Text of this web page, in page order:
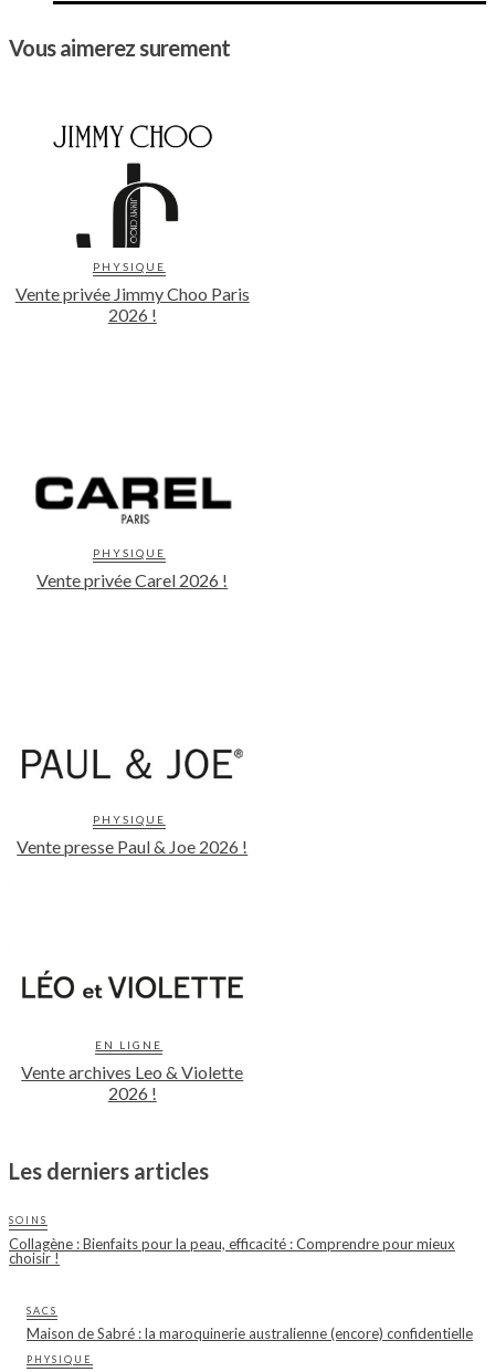
Vous aimerez surement
PHYSIQUE
Vente privée Jimmy Choo Paris
2026 !
PHYSIQUE
Vente privée Carel 2026 !
PHYSIQUE
Vente presse Paul & Joe 2026 !
EN LIGNE
Vente archives Leo & Violette
2026 !
Les derniers articles
SOINS
Collagène : Bienfaits pour la peau, efficacité : Comprendre pour mieux
choisir !
SACS
Maison de Sabré : la maroquinerie australienne (encore) confidentielle
PHYSIQUE